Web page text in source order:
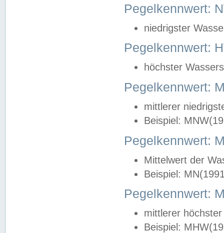
Pegelkennwert:
niedrigster
Pegelkennwert:
höchster
Pegelkennwert:
mittlerer
Beispiel:
Pegelkennwert:
Mittelwert der
Beispiel:
Pegelkennwert:
mittlerer
Beispiel: